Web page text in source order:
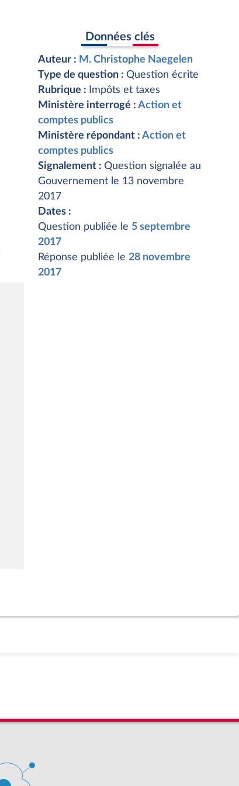
Données clés
Auteur : M. Christophe Naegelen
Type de question : Question écrite
Rubrique :
Impôts et taxes
Ministère interrogé : Action et
comptes publics
Ministère répondant : Action et
comptes publics
Signalement : Question signalée au
Gouvernement le 13 novembre
2017
Dates :
Question publiée le 5 septembre
2017
Réponse publiée le 28 novembre
2017